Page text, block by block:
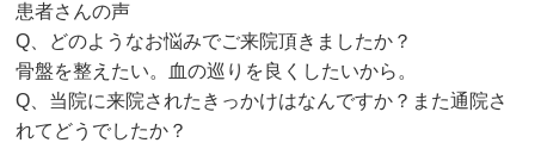
患者さんの声
Q 、どのようなお悩みでご来院頂きましたか？
骨盤を整えたい。血の巡りを良くしたいから。
Q 、当院に来院されたきっかけはなんですか？また通院さ
れてどうでしたか？